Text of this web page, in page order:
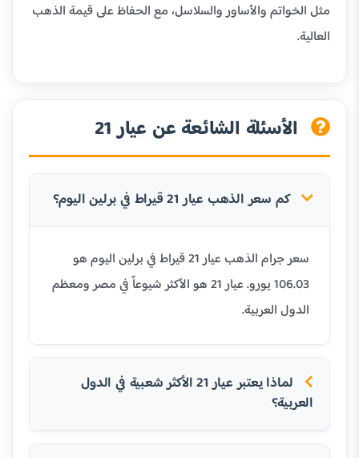
مثل الخواتم والأساور والسلاسل، مع الحفاظ على قيمة الذهب
العالية.
الأسئلة الشائعة عن عيار 21
كم سعر الذهب عيار 21 قيراط في برلين اليوم؟
سعر جرام الذهب عيار 21 قيراط في برلين اليوم هو
106.03 يورو. عيار 21 هو الأكثر شيوعاً في مصر ومعظم
الدول العربية.
لماذا يعتبر عيار 21 الأكثر شعبية في الدول
العربية؟